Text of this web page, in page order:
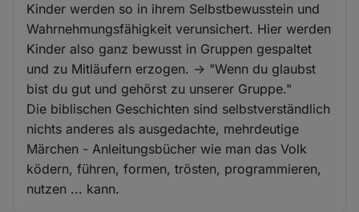
Kinder werden so in ihrem Selbstbewusstein und
Wahrnehmungsfähigkeit verunsichert. Hier werden
Kinder also ganz bewusst in Gruppen gespaltet
und zu Mitläufern erzogen. -> "Wenn du glaubst
bist du gut und gehörst zu unserer Gruppe."
Die biblischen Geschichten sind selbstverständlich
nichts anderes als ausgedachte, mehrdeutige
Märchen - Anleitungsbücher wie man das Volk
ködern, führen, formen, trösten, programmieren,
nutzen ... kann.